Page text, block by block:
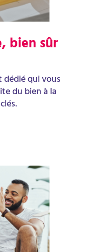
bien sûr
qui vous
du bien à la